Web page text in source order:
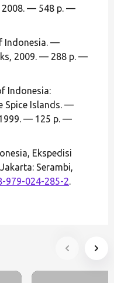
2008. — 548 p. —
Indonesia. —
2009. — 288 p. —
Indonesia:
Spice Islands. —
— 125 p. —
Ekspedisi
Serambi,
979-024-285-2.